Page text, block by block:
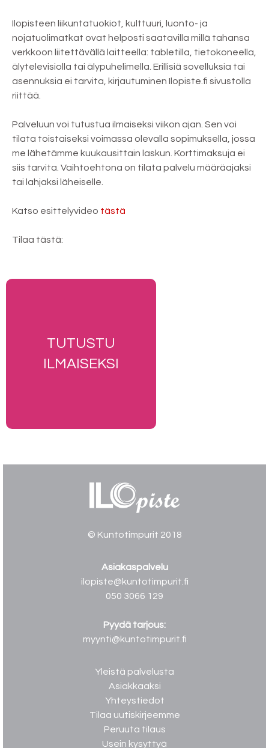
Ilopisteen liikuntatuokiot, kulttuuri, luonto- ja
nojatuolimatkat ovat helposti saatavilla millä tahansa
verkkoon liitettävällä laitteella: tabletilla, tietokoneella,
älytelevisiolla tai älypuhelimella. Erillisiä sovelluksia tai
asennuksia ei tarvita, kirjautuminen Ilopiste.fi sivustolla
riittää.
Palveluun voi tutustua ilmaiseksi viikon ajan. Sen voi
tilata toistaiseksi voimassa olevalla sopimuksella, jossa
me lähetämme kuukausittain laskun. Korttimaksuja ei
siis tarvita. Vaihtoehtona on tilata palvelu määräajaksi
tai lahjaksi läheiselle.
Katso esittelyvideo tästä
Tilaa tästä:
TUTUSTU
ILMAISEKSI
© Kuntotimpurit 2018
Asiakaspalvelu
ilopiste@kuntotimpurit.fi
050 3066 129
Pyydä tarjous:
myynti@kuntotimpurit.fi
Yleistä palvelusta
Asiakkaaksi
Yhteystiedot
Tilaa uutiskirjeemme
Peruuta tilaus
Usein kysyttyä